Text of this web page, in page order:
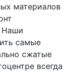
материалов
Наши
самые
сжатые
всегда